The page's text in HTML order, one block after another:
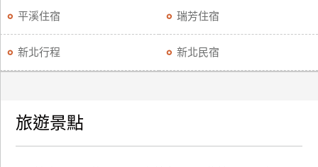
平溪住宿 瑞芳住宿
新北行程 新北民宿
旅遊景點